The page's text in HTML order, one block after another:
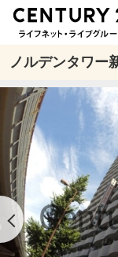
ノルデンタワー